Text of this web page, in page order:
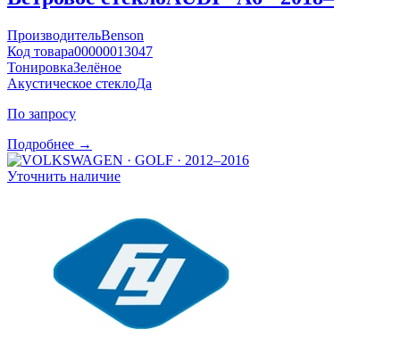
ПроизводительBenson
Код товара00000013047
ТонировкаЗелёное
Акустическое стеклоДа
По запросу
Подробнее →
Уточнить наличие